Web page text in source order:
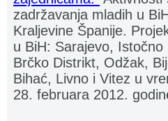
zadržavanja mladih u
Kraljevine Španije.
u BiH: Sarajevo,
Brčko Distrikt, Odžak,
Bihać, Livno i Vitez u
28. februara 2012.